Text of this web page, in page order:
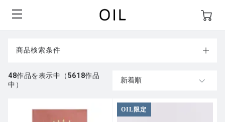
商品検索条件
48作品を表示中（5618作品
中）
OIL限定